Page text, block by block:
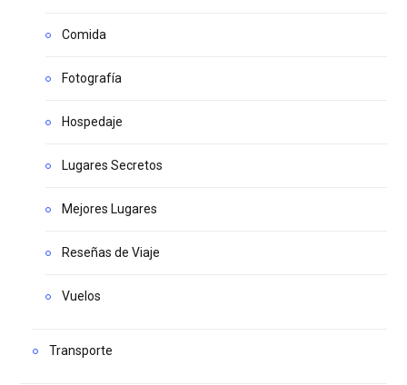
Comida
Fotografía
Hospedaje
Lugares Secretos
Mejores Lugares
Reseñas de Viaje
Vuelos
Transporte